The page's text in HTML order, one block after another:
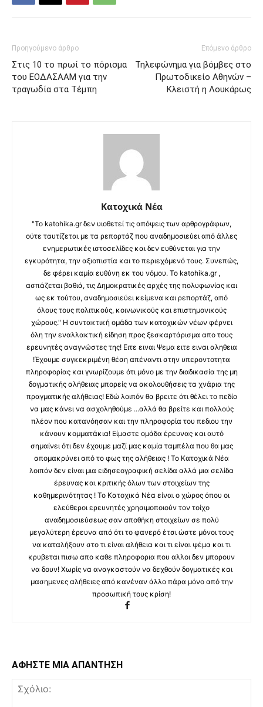
Προηγούμενο άρθρο
Στις 10 το πρωί το πόρισμα
του ΕΟΔΑΣΑΑΜ για την
τραγωδία στα Τέμπη
Επόμενο άρθρο
Τηλεφώνημα για βόμβες στο
Πρωτοδικείο Αθηνών –
Κλειστή η Λουκάρως
Κατοχικά Νέα
"Το katohika.gr δεν υιοθετεί τις απόψεις των αρθρογράφων,
ούτε ταυτίζεται με τα ρεπορτάζ που αναδημοσιεύει από άλλες
ενημερωτικές ιστοσελίδες και δεν ευθύνεται για την
εγκυρότητα, την αξιοπιστία και το περιεχόμενό τους. Συνεπώς,
δε φέρει καμία ευθύνη εκ του νόμου. Το katohika.gr ,
ασπάζεται βαθιά, τις Δημοκρατικές αρχές της πολυφωνίας και
ως εκ τούτου, αναδημοσιεύει κείμενα και ρεπορτάζ, από
όλους τους πολιτικούς, κοινωνικούς και επιστημονικούς
χώρους." Η συντακτική ομάδα των κατοχικών νέων φέρνει
όλη την εναλλακτική είδηση προς ξεσκαρτάρισμα απο τους
ερευνητές αναγνώστες της! Ειτε ειναι Ψεμα ειτε ειναι αληθεια
!Έχουμε συγκεκριμένη θέση απέναντι στην υπεροντοτητα
πληροφορίας και γνωρίζουμε ότι μόνο με την διαδικασία της μη
δογματικής αλήθειας μπορείς να ακολουθήσεις τα χνάρια της
πραγματικής αλήθειας! Εδώ λοιπόν θα βρειτε ότι θέλει το πεδίο
να μας κάνει να ασχοληθούμε ...αλλά θα βρείτε και πολλούς
πλέον που κατανόησαν και την πληροφορία του πεδιου την
κάνουν κομματάκια! Είμαστε ομάδα έρευνας και αυτό
σημαίνει ότι δεν έχουμε μαζί μας καμία ταμπέλα που θα μας
απομακρύνει από το φως της αλήθειας ! Το Κατοχικά Νέα
λοιπόν δεν είναι μια ειδησεογραφική σελίδα αλλά μια σελίδα
έρευνας και κριτικής όλων των στοιχείων της
καθημερινότητας ! Το Κατοχικά Νέα είναι ο χώρος όπου οι
ελεύθεροι ερευνητές χρησιμοποιούν τον τοίχο
αναδημοσιεύσεως σαν αποθήκη στοιχείων σε πολύ
μεγαλύτερη έρευνα από ότι το φανερό έτσι ώστε μόνοι τους
να καταλήξουν στο τι είναι αλήθεια και τι είναι ψέμα και τι
κρυβεται πισω απο καθε πληροφορια που αλλοι δεν μπορουν
να δουν! Χωρίς να αναγκαστούν να δεχθούν δογματικές και
μασημενες αλήθειες από κανέναν άλλο πάρα μόνο από την
προσωπική τους κρίση!
ΑΦΗΣΤΕ ΜΙΑ ΑΠΑΝΤΗΣΗ